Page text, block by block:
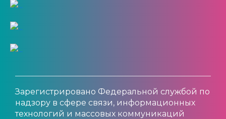
Зарегистрировано Федеральной службой по
надзору в сфере связи, информационных
технологий и массовых коммуникаций